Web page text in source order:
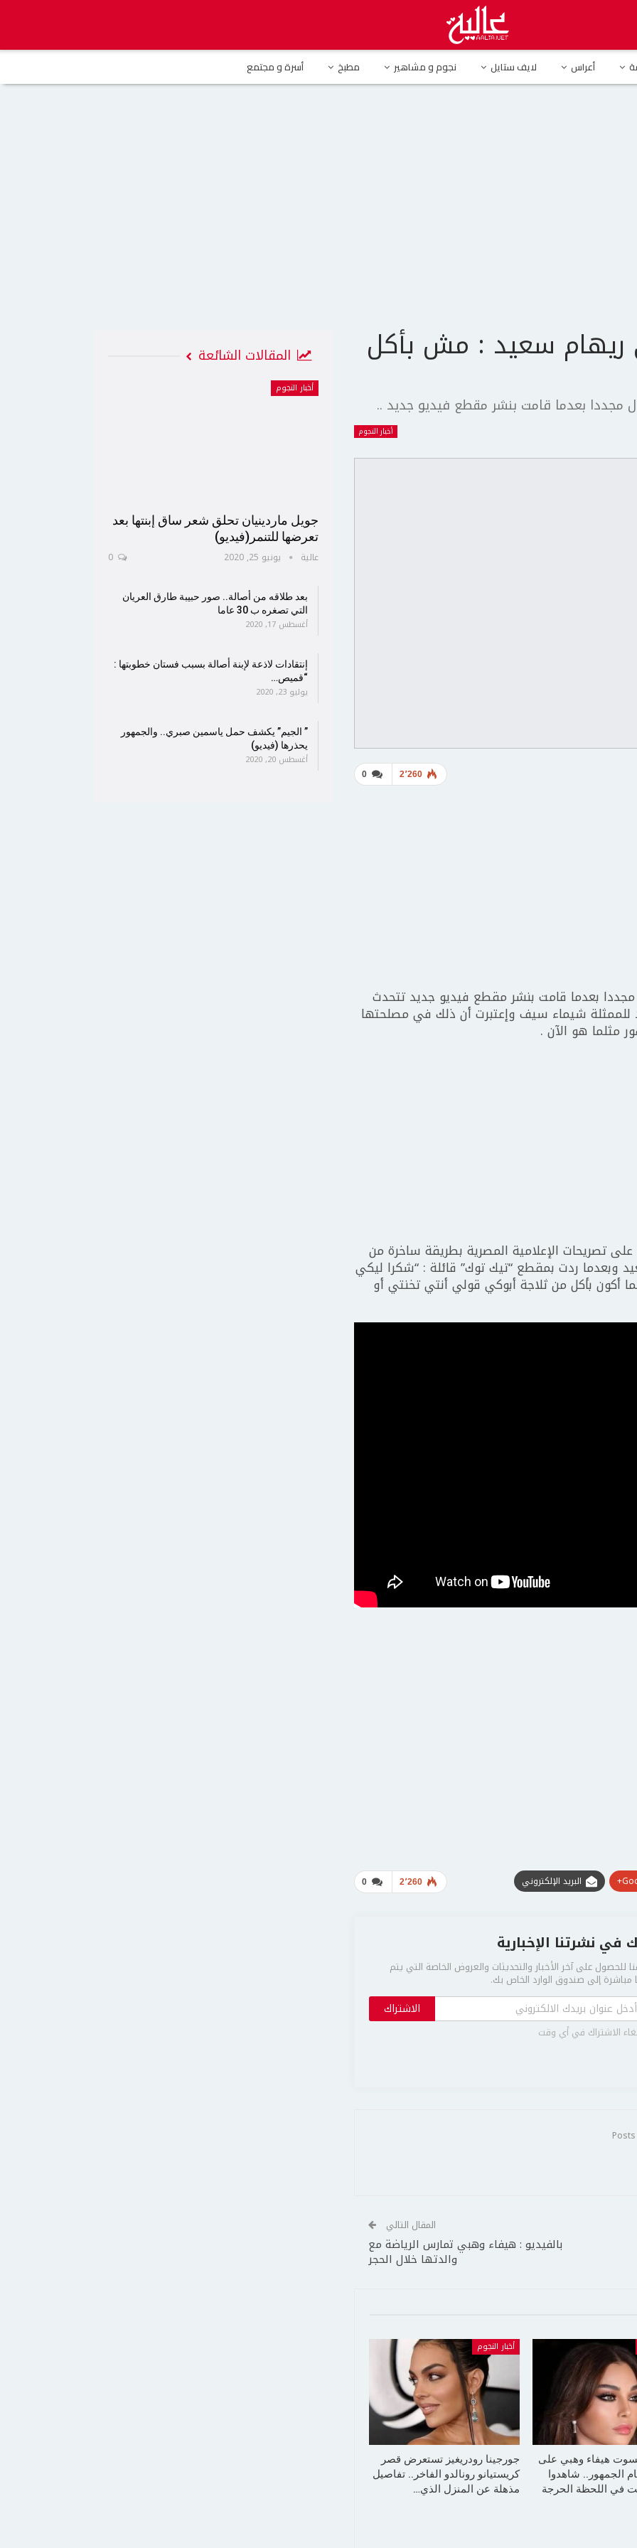
أعراس لايف ستايل نجوم و مشاهير مطبخ أسرة و مجتمع
على ريهام سعيد : مش بأكل من ثلاجة ابوكي!
سعيد : مش بأكل
مجددا بعدما قامت بنشر مقطع فيديو جديد ..
أخبار النجوم
0 2٬260
مجددا بعدما قامت بنشر مقطع فيديو جديد تتحدث
للممثلة شيماء سيف وإعتبرت أن ذلك في مصلحتها
مثلما هو الآن .
تصريحات الإعلامية المصرية بطريقة ساخرة من
وبعدما ردت بمقطع “تيك توك” قائلة : “شكرا ليكي
أكون بأكل من ثلاجة أبوكي قولي أنتي تخنتي أو
0 2٬260 البريد الإلكتروني
في نشرتنا الإخبارية
للحصول على آخر الأخبار والتحديثات والعروض الخاصة التي يتم
إلى صندوق الوارد الخاص بك.
الاشتراك
الاشتراك في أي وقت
المقال التالي
بالفيديو : هيفاء وهبي تمارس الرياضة مع
والدتها خلال الحجر
هيفاء وهبي على
الجمهور.. شاهدوا
في اللحظة الحرجة
أخبار النجوم
جورجينا رودريغيز تستعرض قصر
كريستيانو رونالدو الفاخر.. تفاصيل
مذهلة عن المنزل الذي…
المقالات الشائعة
أخبار النجوم
جويل ماردينيان تحلق شعر ساق إبنتها بعد
تعرضها للتنمر(فيديو)
عالية يونيو 25, 2020
بعد طلاقه من أصالة.. صور حبيبة طارق العريان
التي تصغره ب 30 عاما
أغسطس 17, 2020
إنتقادات لاذعة لإبنة أصالة بسبب فستان خطوبتها :
“قميص…
يوليو 23, 2020
” الجيم” يكشف حمل ياسمين صبري.. والجمهور
يحذرها (فيديو)
أغسطس 20, 2020